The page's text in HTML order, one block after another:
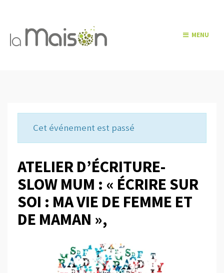
MENU
Cet événement est passé
ATELIER D’ÉCRITURE-
SLOW MUM : « ÉCRIRE SUR
SOI : MA VIE DE FEMME ET
DE MAMAN »,